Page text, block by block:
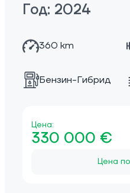
Год: 2024
360 km
Бензин-Гибрид
Цена:
330 000 €
Цена